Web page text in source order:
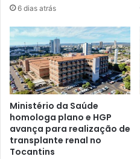
6 dias atrás
Ministério da Saúde
homologa plano e HGP
avança para realização de
transplante renal no
Tocantins